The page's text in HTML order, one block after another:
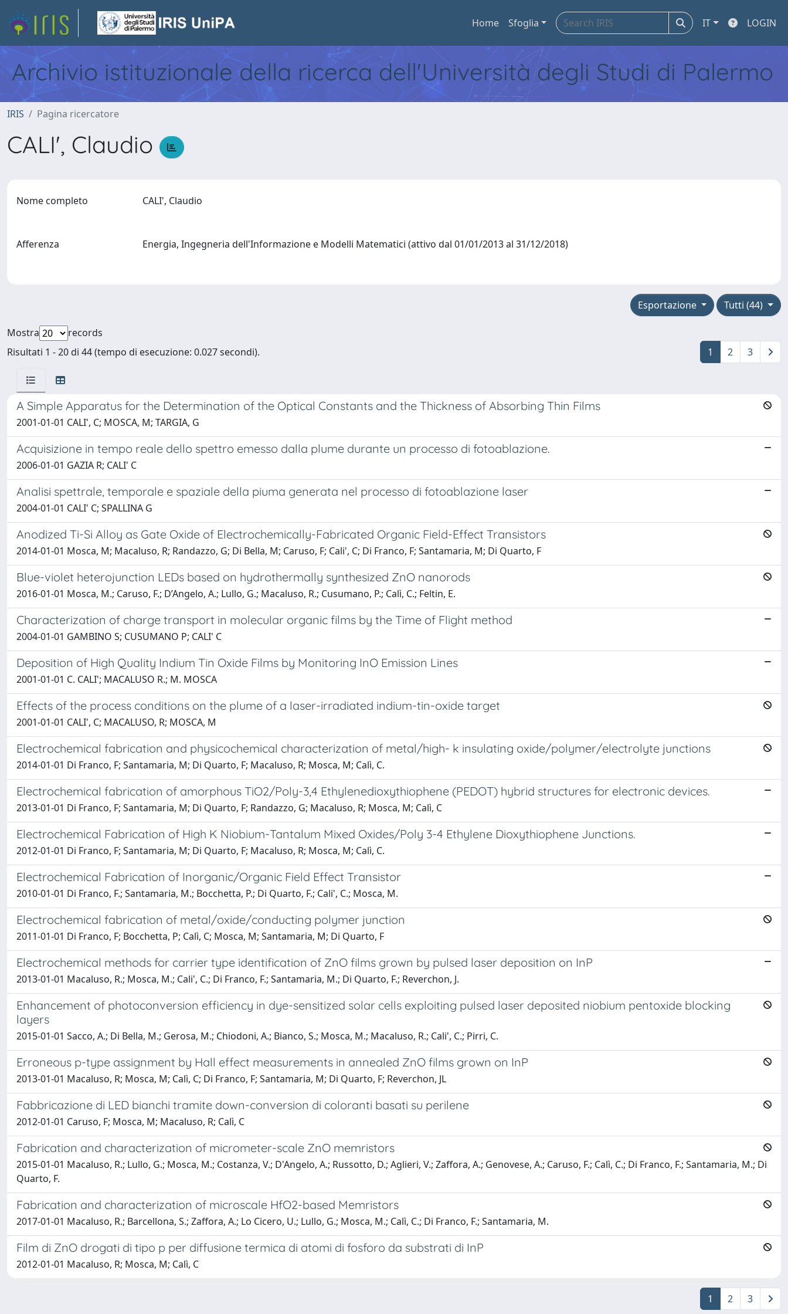
Home Sfoglia IT LOGIN
Archivio istituzionale della ricerca dell'Università degli Studi di Palermo
IRIS Pagina ricercatore
CALI', Claudio
Nome completo CALI', Claudio
Afferenza Energia, Ingegneria dell'Informazione e Modelli Matematici (attivo dal 01/01/2013 al 31/12/2018)
Tutti (44)
Esportazione
Mostra
records
Risultati 1 - 20 di 44 (tempo di esecuzione: 0.027 secondi).
1 2 3
A Simple Apparatus for the Determination of the Optical Constants and the Thickness of Absorbing Thin Films
2001-01-01 CALI', C; MOSCA, M; TARGIA, G
Acquisizione in tempo reale dello spettro emesso dalla plume durante un processo di fotoablazione.
2006-01-01 GAZIA R; CALI' C
Analisi spettrale, temporale e spaziale della piuma generata nel processo di fotoablazione laser
2004-01-01 CALI' C; SPALLINA G
Anodized Ti-Si Alloy as Gate Oxide of Electrochemically-Fabricated Organic Field-Effect Transistors
2014-01-01 Mosca, M; Macaluso, R; Randazzo, G; Di Bella, M; Caruso, F; Cali', C; Di Franco, F; Santamaria, M; Di Quarto, F
Blue-violet heterojunction LEDs based on hydrothermally synthesized ZnO nanorods
2016-01-01 Mosca, M.; Caruso, F.; D’Angelo, A.; Lullo, G.; Macaluso, R.; Cusumano, P.; Calì, C.; Feltin, E.
Characterization of charge transport in molecular organic films by the Time of Flight method
2004-01-01 GAMBINO S; CUSUMANO P; CALI' C
Deposition of High Quality Indium Tin Oxide Films by Monitoring InO Emission Lines
2001-01-01 C. CALI'; MACALUSO R.; M. MOSCA
Effects of the process conditions on the plume of a laser-irradiated indium-tin-oxide target
2001-01-01 CALI', C; MACALUSO, R; MOSCA, M
Electrochemical fabrication and physicochemical characterization of metal/high- k insulating oxide/polymer/electrolyte junctions
2014-01-01 Di Franco, F; Santamaria, M; Di Quarto, F; Macaluso, R; Mosca, M; Calì, C.
Electrochemical fabrication of amorphous TiO2/Poly-3,4 Ethylenedioxythiophene (PEDOT) hybrid structures for electronic devices.
2013-01-01 Di Franco, F; Santamaria, M; Di Quarto, F; Randazzo, G; Macaluso, R; Mosca, M; Calì, C
Electrochemical Fabrication of High K Niobium-Tantalum Mixed Oxides/Poly 3-4 Ethylene Dioxythiophene Junctions.
2012-01-01 Di Franco, F; Santamaria, M; Di Quarto, F; Macaluso, R; Mosca, M; Calì, C.
Electrochemical Fabrication of Inorganic/Organic Field Effect Transistor
2010-01-01 Di Franco, F.; Santamaria, M.; Bocchetta, P.; Di Quarto, F.; Cali', C.; Mosca, M.
Electrochemical fabrication of metal/oxide/conducting polymer junction
2011-01-01 Di Franco, F; Bocchetta, P; Calì, C; Mosca, M; Santamaria, M; Di Quarto, F
Electrochemical methods for carrier type identification of ZnO films grown by pulsed laser deposition on InP
2013-01-01 Macaluso, R.; Mosca, M.; Cali', C.; Di Franco, F.; Santamaria, M.; Di Quarto, F.; Reverchon, J.
Enhancement of photoconversion efficiency in dye-sensitized solar cells exploiting pulsed laser deposited niobium pentoxide blocking
layers
2015-01-01 Sacco, A.; Di Bella, M.; Gerosa, M.; Chiodoni, A.; Bianco, S.; Mosca, M.; Macaluso, R.; Cali', C.; Pirri, C.
Erroneous p-type assignment by Hall effect measurements in annealed ZnO films grown on InP
2013-01-01 Macaluso, R; Mosca, M; Calì, C; Di Franco, F; Santamaria, M; Di Quarto, F; Reverchon, JL
Fabbricazione di LED bianchi tramite down-conversion di coloranti basati su perilene
2012-01-01 Caruso, F; Mosca, M; Macaluso, R; Calì, C
Fabrication and characterization of micrometer-scale ZnO memristors
2015-01-01 Macaluso, R.; Lullo, G.; Mosca, M.; Costanza, V.; D'Angelo, A.; Russotto, D.; Aglieri, V.; Zaffora, A.; Genovese, A.; Caruso, F.; Calì, C.; Di Franco, F.; Santamaria, M.; Di
Quarto, F.
Fabrication and characterization of microscale HfO2-based Memristors
2017-01-01 Macaluso, R.; Barcellona, S.; Zaffora, A.; Lo Cicero, U.; Lullo, G.; Mosca, M.; Calì, C.; Di Franco, F.; Santamaria, M.
Film di ZnO drogati di tipo p per diffusione termica di atomi di fosforo da substrati di InP
2012-01-01 Macaluso, R; Mosca, M; Calì, C
1 2 3